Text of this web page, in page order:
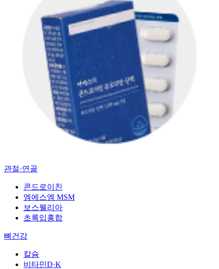
관절·연골
콘드로이친
엠에스엠 MSM
보스웰리아
초록입홍합
뼈건강
칼슘
비타민D·K